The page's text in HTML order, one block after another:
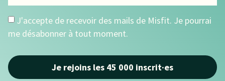
J'accepte de recevoir des mails de Misfit. Je pourrai
me désabonner à tout moment.
Je rejoins les 45 000 inscrit·es